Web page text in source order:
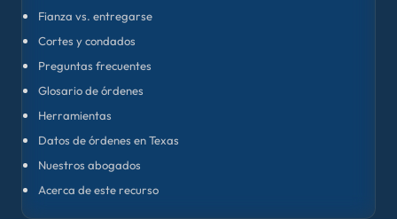
Fianza vs. entregarse
Cortes y condados
Preguntas frecuentes
Glosario de órdenes
Herramientas
Datos de órdenes en Texas
Nuestros abogados
Acerca de este recurso